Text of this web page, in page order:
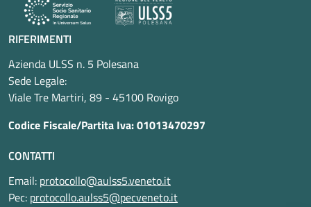
RIFERIMENTI
Azienda ULSS n. 5 Polesana
Sede Legale:
Viale Tre Martiri, 89 - 45100 Rovigo
Codice Fiscale/Partita Iva: 01013470297
CONTATTI
Email: protocollo@aulss5.veneto.it
Pec: protocollo.aulss5@pecveneto.it